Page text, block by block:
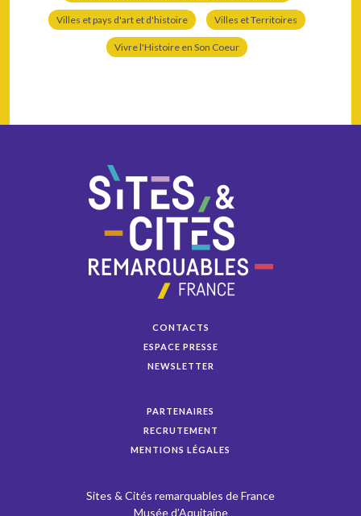
Villes et pays d'art et d'histoire Villes et Territoires
Vivre l'Histoire en Son Coeur
CONTACTS
ESPACE PRESSE
NEWSLETTER
PARTENAIRES
RECRUTEMENT
MENTIONS LÉGALES
Sites & Cités remarquables de France
Musée d’Aquitaine